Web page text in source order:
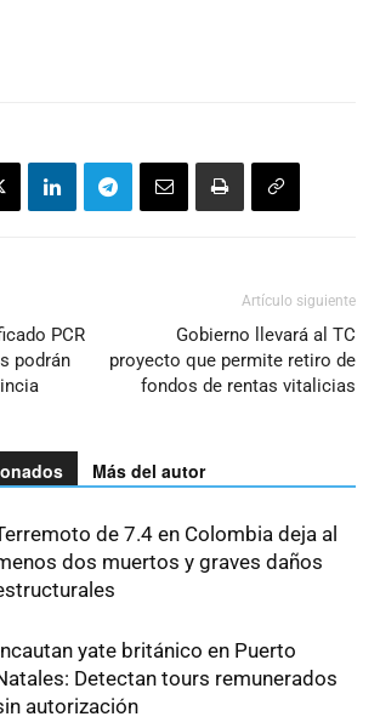
PCR
podrán
Artículo siguiente
Gobierno llevará al TC
proyecto que permite retiro de
fondos de rentas vitalicias
Más del autor
de 7.4 en Colombia deja al
dos muertos y graves daños
yate británico en Puerto
Detectan tours remunerados
autorización